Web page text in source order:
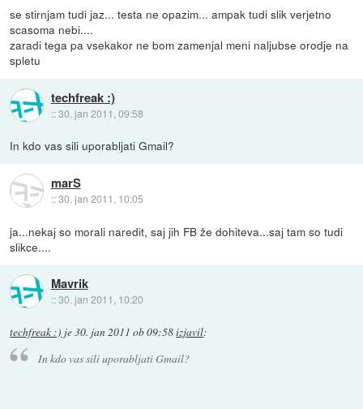
se stirnjam tudi jaz... testa ne opazim... ampak tudi slik verjetno
scasoma nebi....
zaradi tega pa vsekakor ne bom zamenjal meni naljubse orodje na
spletu
techfreak :)
::30. jan 2011, 09:58
In kdo vas sili uporabljati Gmail?
marS
::30. jan 2011, 10:05
ja...nekaj so morali naredit, saj jih FB že dohiteva...saj tam so tudi
slikce....
Mavrik
::30. jan 2011, 10:20
techfreak :) je30. jan 2011 ob 09:58izjavil:
In kdo vas sili uporabljati Gmail?